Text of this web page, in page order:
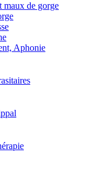
maux de gorge
Aphonie